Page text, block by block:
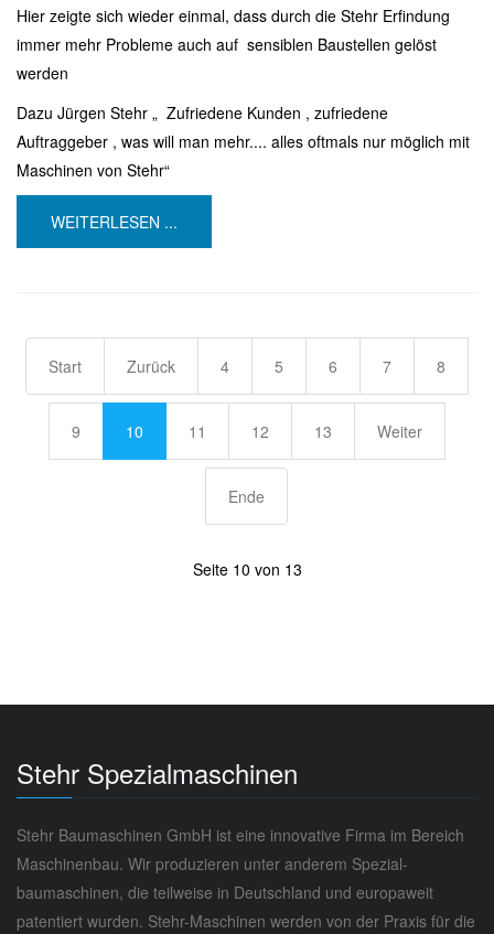
Hier zeigte sich wieder einmal, dass durch die Stehr Erfindung
immer mehr Probleme auch auf sensiblen Baustellen gelöst
werden
Dazu Jürgen Stehr „ Zufriedene Kunden , zufriedene
Auftraggeber , was will man mehr.... alles oftmals nur möglich mit
Maschinen von Stehr“
WEITERLESEN ...
Start Zurück 4 5 6 7 8
9 10 11 12 13 Weiter
Ende
Seite 10 von 13
Stehr Spezialmaschinen
Stehr Baumaschinen GmbH ist eine innovative Firma im Bereich
Maschinenbau. Wir produzieren unter anderem Spezial­
baumaschinen, die teilweise in Deutschland und europaweit
paten­tiert wurden. Stehr-Maschinen werden von der Praxis für die